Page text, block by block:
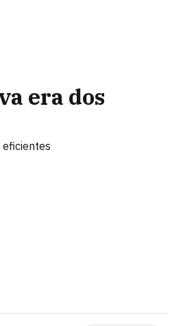
era dos
eficientes